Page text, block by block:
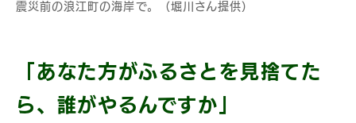
震災前の浪江町の海岸で。（堀川さん提供）
「あなた方がふるさとを見捨てた
ら、誰がやるんですか」